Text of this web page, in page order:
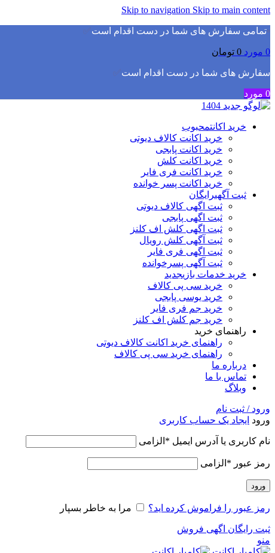
Skip to navigation Skip to main content
▫️تمامی سفارش های شما در دست اقدام است✅
0 مورد 0 تومان
سفارش های شما در دست اقدام است✅
0 مورد
خرید اکانتمحبوب
خرید اکانت کالاف دیوتی
خرید اکانت پابجی
خرید اکانت کلش
خرید اکانت فری فایر
خرید اکانت پسر خوانده
ثبت آگهیرایگان
ثبت اگهی کالاف دیوتی
ثبت اگهی پابجی
ثبت اگهی کلش اف کلنز
ثبت آگهی کلش رویال
ثبت اگهی فری فایر
ثبت آگهی پسرخوانده
خرید خدمات بازیجدید
خرید سی پی کالاف
خرید یوسی پابجی
خرید جم فری فایر
خرید جم کلش اف کلنز
راهنمای خرید
راهنمای خرید اکانت کالاف دیوتی
راهنمای خرید سی پی کالاف
درباره ما
تماس با ما
وبلاگ
ورود / ثبت نام
ورود ایجاد یک حساب کاربری
نام کاربری یا آدرس ایمیل * الزامی
رمز عبور * الزامی
ورود
رمز عبور را فراموش کرده اید؟ مرا به خاطر بسپار
ثبت رایگان اگهی فروش
منو